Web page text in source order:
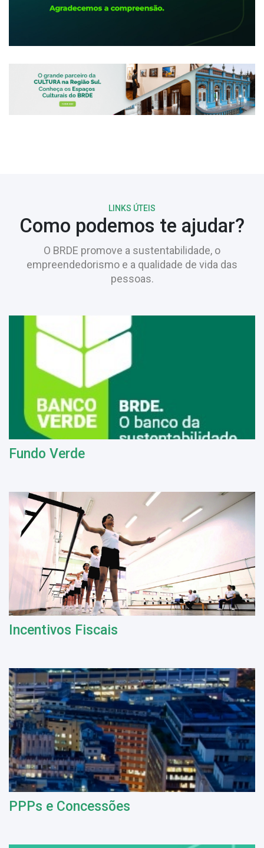
LINKS ÚTEIS
Como podemos te ajudar?
O BRDE promove a sustentabilidade, o
empreendedorismo e a qualidade de vida das
pessoas.
Fundo Verde
Incentivos Fiscais
PPPs e Concessões